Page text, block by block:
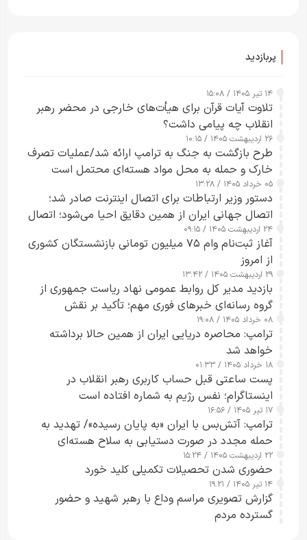
پربازدید
۱۴ تیر ۱۴۰۵ / ۱۵:۰۸
تلاوت آیات قرآن برای هیأت‌های خارجی در محضر رهبر
انقلاب چه پیامی داشت؟
۲۶ اردیبهشت ۱۴۰۵ / ۱۰:۱۵
طرح‌ بازگشت به جنگ به ترامپ ارائه شد/عملیات تصرف
خارک و حمله به محل مواد هسته‌ای محتمل است
۰۵ خرداد ۱۴۰۵ / ۱۳:۲۸
دستور وزیر ارتباطات برای اتصال اینترنت صادر شد؛
اتصال جهانی ایران از همین دقایق احیا می‌شود؛ اتصال
کامل مردم تا ۲۴ ساعت آینده
۲۴ اردیبهشت ۱۴۰۵ / ۰۹:۱۵
آغاز ثبت‌نام وام ۷۵ میلیون تومانی بازنشستگان کشوری
از امروز
۲۹ اردیبهشت ۱۴۰۵ / ۱۳:۴۲
بازدید مدیر کل روابط عمومی نهاد ریاست جمهوری از
گروه رسانه‌ای خبرهای فوری مهم؛ تأکید بر نقش
رسانه‌های هوشمند و مسئول در ارتقای آگاهی عمومی
۰۸ خرداد ۱۴۰۵ / ۱۹:۰۸
ترامپ: محاصره دریایی ایران از همین حالا برداشته
خواهد شد
۱۸ خرداد ۱۴۰۵ / ۰۱:۳۳
پست ساعتی قبل حساب کاربری رهبر انقلاب در
اینستاگرام؛ نفس رژیم به شماره افتاده است​
۱۷ تیر ۱۴۰۵ / ۱۶:۵۶
ترامپ: آتش‌بس با ایران «به پایان رسیده»/ تهدید به
حمله مجدد در صورت دستیابی به سلاح هسته‌ای
۲۲ اردیبهشت ۱۴۰۵ / ۱۵:۲۴
حضوری شدن تحصیلات تکمیلی کلید خورد
۱۴ تیر ۱۴۰۵ / ۱۹:۲۱
گزارش تصویری مراسم وداع با رهبر شهید و حضور
گسترده مردم